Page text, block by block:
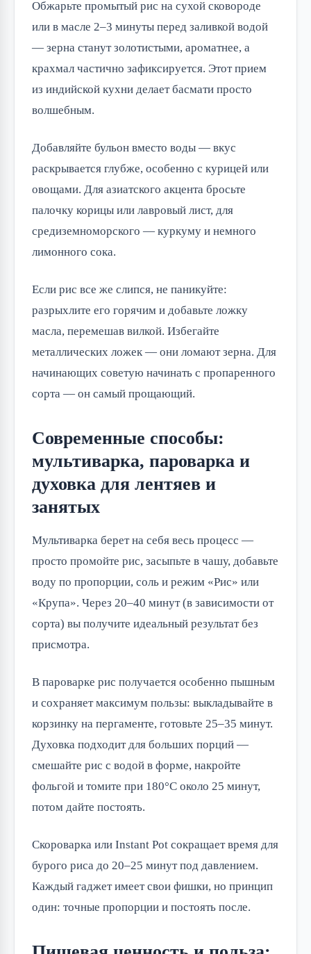
Обжарьте промытый рис на сухой сковороде
или в масле 2–3 минуты перед заливкой водой
— зерна станут золотистыми, ароматнее, а
крахмал частично зафиксируется. Этот прием
из индийской кухни делает басмати просто
волшебным.
Добавляйте бульон вместо воды — вкус
раскрывается глубже, особенно с курицей или
овощами. Для азиатского акцента бросьте
палочку корицы или лавровый лист, для
средиземноморского — куркуму и немного
лимонного сока.
Если рис все же слипся, не паникуйте:
разрыхлите его горячим и добавьте ложку
масла, перемешав вилкой. Избегайте
металлических ложек — они ломают зерна. Для
начинающих советую начинать с пропаренного
сорта — он самый прощающий.
Современные способы:
мультиварка, пароварка и
духовка для лентяев и
занятых
Мультиварка берет на себя весь процесс —
просто промойте рис, засыпьте в чашу, добавьте
воду по пропорции, соль и режим «Рис» или
«Крупа». Через 20–40 минут (в зависимости от
сорта) вы получите идеальный результат без
присмотра.
В пароварке рис получается особенно пышным
и сохраняет максимум пользы: выкладывайте в
корзинку на пергаменте, готовьте 25–35 минут.
Духовка подходит для больших порций —
смешайте рис с водой в форме, накройте
фольгой и томите при 180°C около 25 минут,
потом дайте постоять.
Скороварка или Instant Pot сокращает время для
бурого риса до 20–25 минут под давлением.
Каждый гаджет имеет свои фишки, но принцип
один: точные пропорции и постоять после.